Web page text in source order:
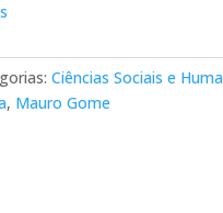
Ciências Sociais e
, Mauro Gome